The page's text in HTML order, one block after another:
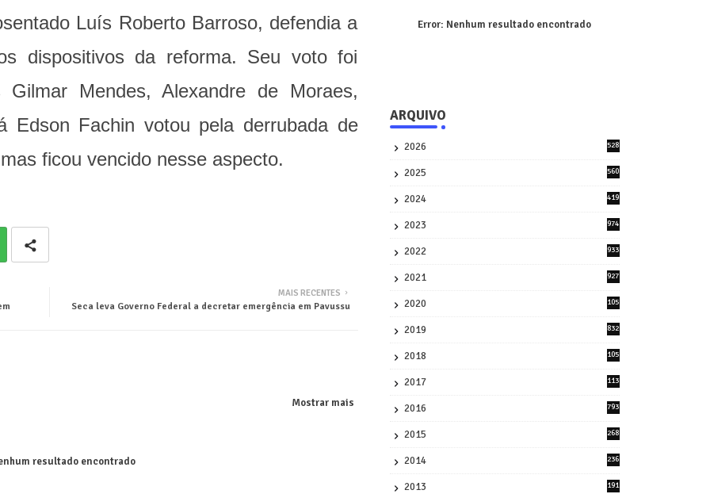
Luís Roberto Barroso, defendia a
dispositivos da reforma. Seu voto foi
Gilmar Mendes, Alexandre de Moraes,
Edson Fachin votou pela derrubada de
ficou vencido nesse aspecto.
MAIS RECENTES
Seca leva Governo Federal a decretar emergência em Pavussu
Mostrar mais
resultado encontrado
Error: Nenhum resultado encontrado
ARQUIVO
2026
528
2025
560
2024
419
2023
974
2022
933
2021
927
2020
105
2019
832
2018
105
2017
113
2016
793
2015
268
2014
236
2013
191